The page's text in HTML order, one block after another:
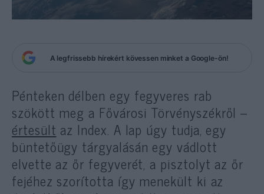
A legfrissebb hírekért kövessen minket a Google-ön!
Pénteken délben egy fegyveres rab
szökött meg a Fővárosi Törvényszékről –
értesült az Index. A lap úgy tudja, egy
büntetőügy tárgyalásán egy vádlott
elvette az őr fegyverét, a pisztolyt az őr
fejéhez szorította így menekült ki az